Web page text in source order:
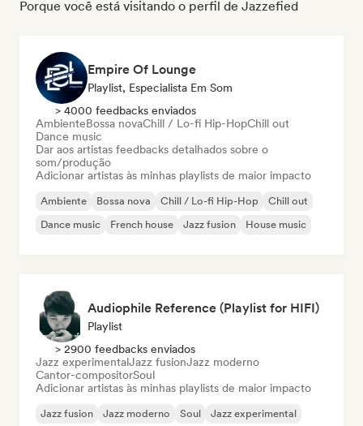
Porque você está visitando o perfil de Jazzefied
Empire Of Lounge
Playlist, Especialista Em Som
> 4000 feedbacks enviados
AmbienteBossa novaChill / Lo-fi Hip-HopChill out
Dance music
Dar aos artistas feedbacks detalhados sobre o
som/produção
Adicionar artistas às minhas playlists de maior impacto
Ambiente Bossa nova Chill / Lo-fi Hip-Hop
Chill out
Dance music
French house Jazz fusion House music
Audiophile Reference (Playlist for HIFI)
Playlist
> 2900 feedbacks enviados
Jazz experimentalJazz fusionJazz moderno
Cantor-compositorSoul
Adicionar artistas às minhas playlists de maior impacto
Jazz fusion Jazz moderno Soul
Jazz experimental